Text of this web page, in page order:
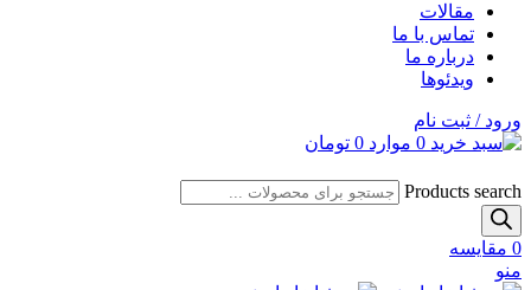
مقالات
تماس با ما
درباره ما
ویدئوها
ورود / ثبت نام
0 موارد 0 تومان
Products search
0 مقایسه
منو